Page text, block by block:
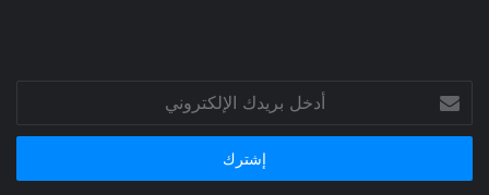
بريدك
الإلكتروني